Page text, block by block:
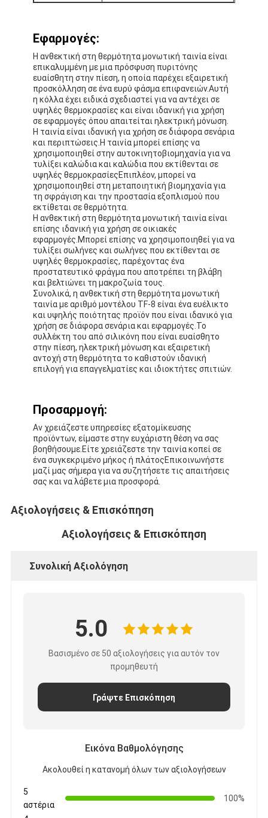
Αντιμέτωπο φύλλο αλουμινίου έγγραφο της Kraft
Ύφασμα φίμπεργκλας φύλλων αλουμινίου αργιλίου
Scrim φύλλων αλουμινίου ταινία
Ταινία αγωγών υφασμάτων
Το διπλάσιο πλαισίωσε την κολλητική ταινία
Κολλητική ταινία της PET
Ρίψη επένδυσης ακρίβειας
Ηλεκτρική πίνακα μόνωσης
Εφαρμογές:
Η ανθεκτική στη θερμότητα μονωτική ταινία είναι
επικαλυμμένη με μια πρόσφυση πυριτόνης
ευαίσθητη στην πίεση, η οποία παρέχει εξαιρετική
προσκόλληση σε ένα ευρύ φάσμα επιφανειών.Αυτή
η κόλλα έχει ειδικά σχεδιαστεί για να αντέχει σε
υψηλές θερμοκρασίες και είναι ιδανική για χρήση
σε εφαρμογές όπου απαιτείται ηλεκτρική μόνωση.
Η ταινία είναι ιδανική για χρήση σε διάφορα σενάρια
και περιπτώσεις.Η ταινία μπορεί επίσης να
χρησιμοποιηθεί στην αυτοκινητοβιομηχανία για να
τυλίξει καλώδια και καλώδια που εκτίθενται σε
υψηλές θερμοκρασίεςΕπιπλέον, μπορεί να
χρησιμοποιηθεί στη μεταποιητική βιομηχανία για
τη σφράγιση και την προστασία εξοπλισμού που
εκτίθεται σε θερμότητα.
Η ανθεκτική στη θερμότητα μονωτική ταινία είναι
επίσης ιδανική για χρήση σε οικιακές
εφαρμογές.Μπορεί επίσης να χρησιμοποιηθεί για να
τυλίξει σωλήνες και σωλήνες που εκτίθενται σε
υψηλές θερμοκρασίες, παρέχοντας ένα
προστατευτικό φράγμα που αποτρέπει τη βλάβη
και βελτιώνει τη μακροζωία τους.
Συνολικά, η ανθεκτική στη θερμότητα μονωτική
ταινία με αριθμό μοντέλου TF-8 είναι ένα ευέλικτο
και υψηλής ποιότητας προϊόν που είναι ιδανικό για
χρήση σε διάφορα σενάρια και εφαρμογές.Το
συλλέκτη του από σιλικόνη που είναι ευαίσθητο
στην πίεση, ηλεκτρική μόνωση και εξαιρετική
αντοχή στη θερμότητα το καθιστούν ιδανική
επιλογή για επαγγελματίες και ιδιοκτήτες σπιτιών.
Προσαρμογή:
Αν χρειάζεστε υπηρεσίες εξατομίκευσης
προϊόντων, είμαστε στην ευχάριστη θέση να σας
βοηθήσουμε.Είτε χρειάζεστε την ταινία κοπεί σε
ένα συγκεκριμένο μήκος ή πλάτοςΕπικοινωνήστε
μαζί μας σήμερα για να συζητήσετε τις απαιτήσεις
σας και να λάβετε μια προσφορά.
Αξιολογήσεις & Επισκόπηση
Αξιολογήσεις & Επισκόπηση
Συνολική Αξιολόγηση
5.0
Βασισμένο σε 50 αξιολογήσεις για αυτόν τον
προμηθευτή
Γράψτε Επισκόπηση
Εικόνα Βαθμολόγησης
Ακολουθεί η κατανομή όλων των αξιολογήσεων
5
αστέρια
100%